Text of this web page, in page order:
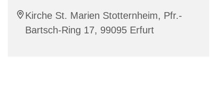
Kirche St. Marien Stotternheim, Pfr.-
Bartsch-Ring 17, 99095 Erfurt